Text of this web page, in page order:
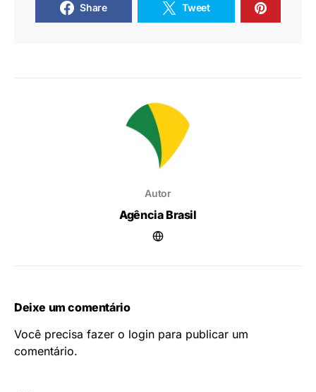
Share Tweet
Autor
Agência Brasil
Deixe um comentário
Você precisa fazer o login para publicar um
comentário.